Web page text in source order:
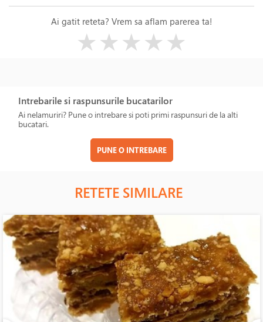
Ai gatit reteta? Vrem sa aflam parerea ta!
★★★★★
Intrebarile si raspunsurile bucatarilor
Ai nelamuriri? Pune o intrebare si poti primi raspunsuri de la alti
bucatari.
PUNE O INTREBARE
RETETE SIMILARE